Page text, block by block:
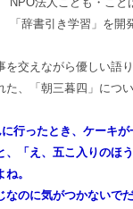
「辞書引き学習」を
を交えながら優しい語
た、「朝三暮四」につ
に行ったとき、ケーキ
、「え、五こ入りのほ
。
なのに気がつかないで